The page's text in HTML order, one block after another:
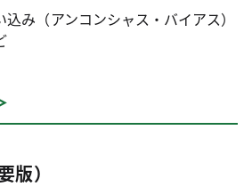
み（アンコンシャス・バイアス）
版）